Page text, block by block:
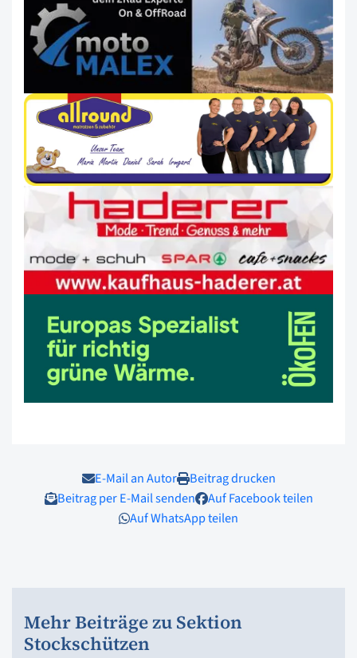
E-Mail an Autor
Beitrag drucken
Beitrag per E-Mail senden
Auf Facebook teilen
Auf WhatsApp teilen
Mehr Beiträge zu Sektion
Stockschützen